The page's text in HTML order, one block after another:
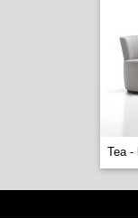
Tea -